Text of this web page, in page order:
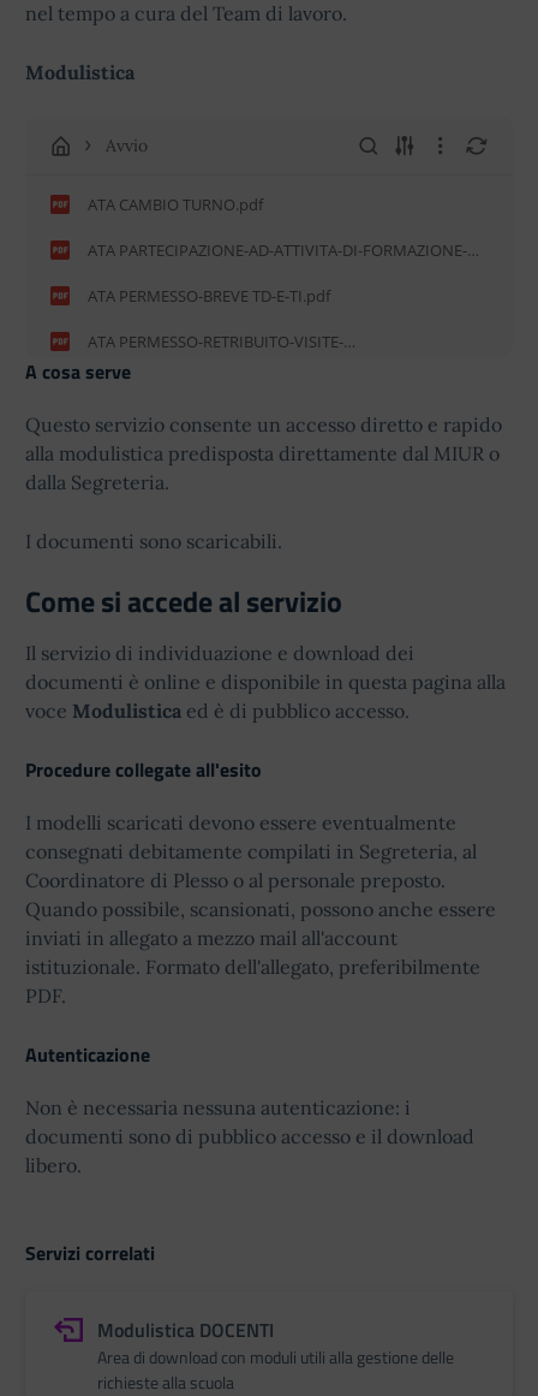
nel tempo a cura del Team di lavoro.
Modulistica
Avvio
ATA CAMBIO TURNO.pdf
ATA PARTECIPAZIONE-AD-ATTIVITA-DI-FORMAZIONE-
ATA PERMESSO-BREVE TD-E-TI.pdf
ATA PERMESSO-RETRIBUITO-VISITE-
ATA RICHIESTA-FERIE.pdf
ATA VARIAZIONE-ORARIO.pdf
DOCENTI E ATA DISPONIBILITA' RSPP INTERNO.pdf
INFORMAZIONI CONTABILI PER IL PERSONALE
SCOLASTICO.docx.pdf
MODELLO CONGEDO PARENTALE COVID19.pdf
PERMESSO DONAZIONE-SANGUE TI.pdf
PERMESSO MATRIMONIO.pdf
PERMESSO NON RETRIBUITO DOCENTI E ATA T.D..pdf
PERMESSO PARTECIPAZIONE ASSEMBLEA
richiesta-aspettativa-1684595961.zip
A cosa serve
Questo servizio consente un accesso diretto e rapido
alla modulistica predisposta direttamente dal MIUR o
dalla Segreteria.
I documenti sono scaricabili.
Come si accede al servizio
Il servizio di individuazione e download dei
documenti è online e disponibile in questa pagina alla
voce Modulistica ed è di pubblico accesso.
Procedure collegate all'esito
I modelli scaricati devono essere eventualmente
consegnati debitamente compilati in Segreteria, al
Coordinatore di Plesso o al personale preposto.
Quando possibile, scansionati, possono anche essere
inviati in allegato a mezzo mail all'account
istituzionale. Formato dell'allegato, preferibilmente
PDF.
Autenticazione
Non è necessaria nessuna autenticazione: i
documenti sono di pubblico accesso e il download
libero.
Servizi correlati
Modulistica DOCENTI
Area di download con moduli utili alla gestione delle
richieste alla scuola